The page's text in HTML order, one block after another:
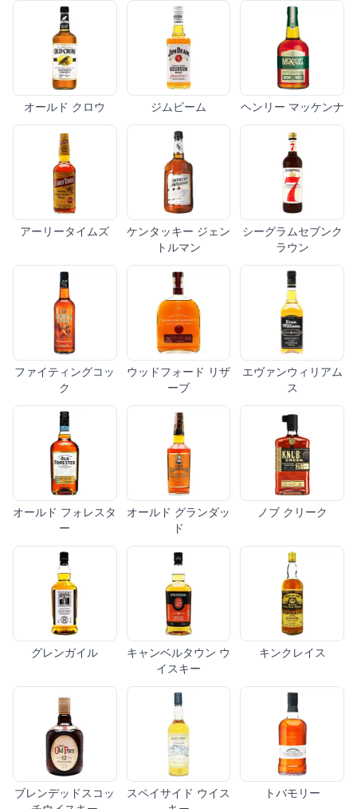
オールド クロウ ジムビーム ヘンリー マッケンナ
アーリータイムズ
ケンタッキー ジェン
トルマン
シーグラムセブンク
ラウン
ファイティングコッ
ク
ウッドフォード リザ
ーブ
エヴァンウィリアム
ス
オールド フォレスタ
ー
オールド グランダッ
ド
ノブ クリーク
グレンガイル
キャンベルタウン ウ
イスキー
キンクレイス
ブレンデッドスコッ
スペイサイド ウイス
トバモリー